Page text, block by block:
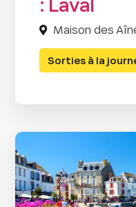
: Laval
Maison des
Sorties à la